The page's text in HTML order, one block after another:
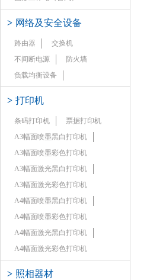
> 网络及安全设备
路由器
交换机
不间断电源
防火墙
负载均衡设备
> 打印机
条码打印机
票据打印机
A3幅面喷墨黑白打印机
A3幅面喷墨彩色打印机
A3幅面激光黑白打印机
A3幅面激光彩色打印机
A4幅面喷墨黑白打印机
A4幅面喷墨彩色打印机
A4幅面激光黑白打印机
A4幅面激光彩色打印机
> 照相器材